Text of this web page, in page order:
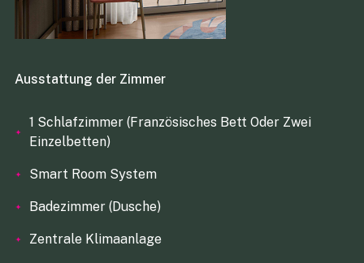
Ausstattung der Zimmer
1 Schlafzimmer (Französisches Bett Oder Zwei
Einzelbetten)
Smart Room System
Badezimmer (Dusche)
Zentrale Klimaanlage